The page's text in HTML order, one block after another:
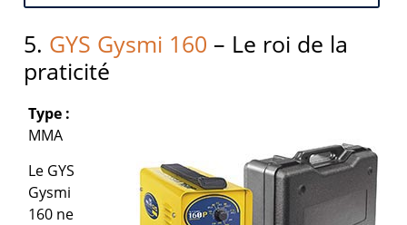
5. GYS Gysmi 160 – Le roi de la
praticité
Type :
MMA
Le GYS
Gysmi
160 ne